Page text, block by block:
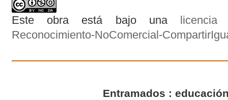
Este obra está bajo una
Reconocimiento-NoComercial-
Entramados :